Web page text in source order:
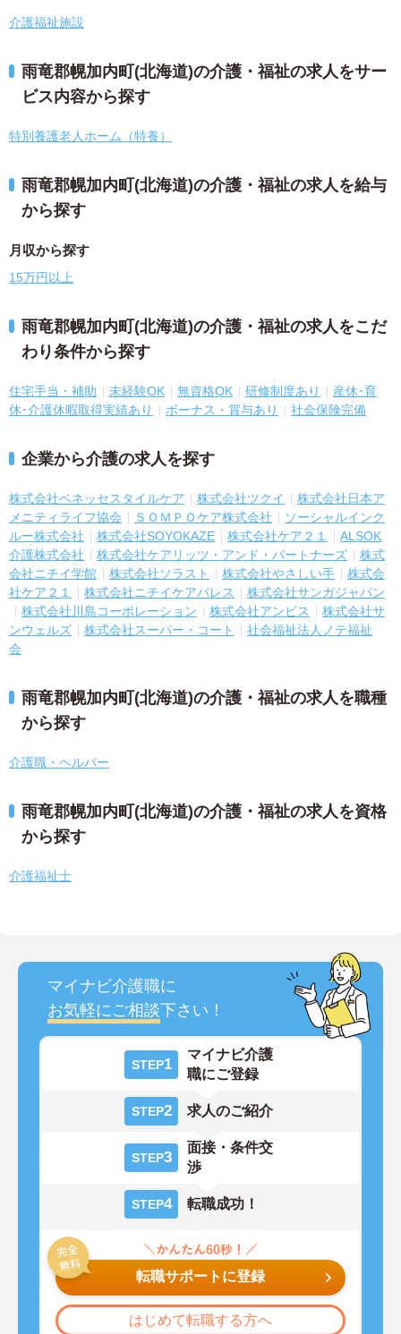
介護福祉施設
雨竜郡幌加内町(北海道)の介護・福祉の求人をサー
ビス内容から探す
特別養護老人ホーム（特養）
雨竜郡幌加内町(北海道)の介護・福祉の求人を給与
から探す
月収から探す
15万円以上
雨竜郡幌加内町(北海道)の介護・福祉の求人をこだ
わり条件から探す
住宅手当・補助 未経験OK 無資格OK 研修制度あり
産休･育
休･介護休暇取得実績あり
ボーナス・賞与あり 社会保険完備
企業から介護の求人を探す
株式会社ベネッセスタイルケア 株式会社ツクイ
株式会社日本ア
メニティライフ協会
ＳＯＭＰＯケア株式会社
ソーシャルインク
ルー株式会社
株式会社SOYOKAZE 株式会社ケア２１
ALSOK
介護株式会社
株式会社ケアリッツ・アンド・パートナーズ
株式
会社ニチイ学館
株式会社ソラスト 株式会社やさしい手
株式会
社ケア２１
株式会社ニチイケアパレス
株式会社サンガジャパン
株式会社川島コーポレーション
株式会社アンビス
株式会社サ
ンウェルズ
株式会社スーパー・コート
社会福祉法人ノテ福祉
会
雨竜郡幌加内町(北海道)の介護・福祉の求人を職種
から探す
介護職・ヘルパー
雨竜郡幌加内町(北海道)の介護・福祉の求人を資格
から探す
介護福祉士
マイナビ介護職に
お気軽にご相談下さい！
STEP1
マイナビ介護
職にご登録
STEP2 求人のご紹介
STEP3
面接・条件交
渉
STEP4 転職成功！
転職サポートに登録
はじめて転職する方へ